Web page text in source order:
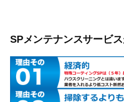
SPメンテナンスサービ